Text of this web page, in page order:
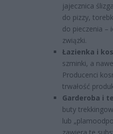
jajecznica
do pizzy,
do pieczenia –
związki.
Łazienka i
szminki, a
Producenci
trwałość
Garderoba i
buty
lub